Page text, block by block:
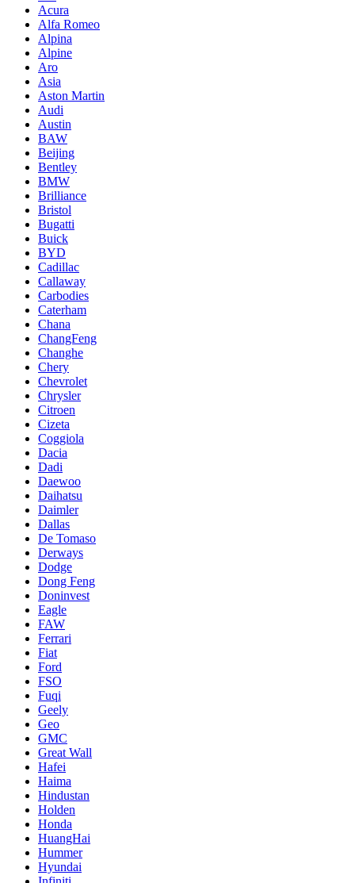
Acura
Alfa Romeo
Alpina
Alpine
Aro
Asia
Aston Martin
Audi
Austin
BAW
Beijing
Bentley
BMW
Brilliance
Bristol
Bugatti
Buick
BYD
Cadillac
Callaway
Carbodies
Caterham
Chana
ChangFeng
Changhe
Chery
Chevrolet
Chrysler
Citroen
Cizeta
Coggiola
Dacia
Dadi
Daewoo
Daihatsu
Daimler
Dallas
De Tomaso
Derways
Dodge
Dong Feng
Doninvest
Eagle
FAW
Ferrari
Fiat
Ford
FSO
Fuqi
Geely
Geo
GMC
Great Wall
Hafei
Haima
Hindustan
Holden
Honda
HuangHai
Hummer
Hyundai